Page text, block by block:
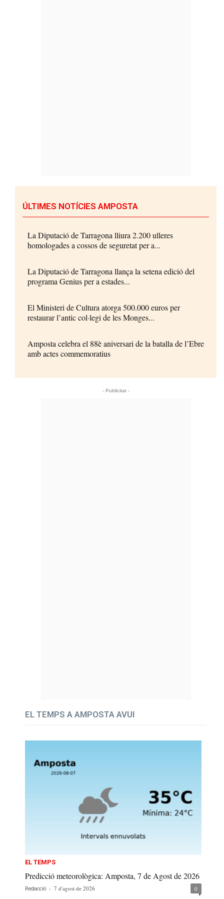
ÚLTIMES NOTÍCIES AMPOSTA
La Diputació de Tarragona lliura 2.200 ulleres
homologades a cossos de seguretat per a...
La Diputació de Tarragona llança la setena edició del
programa Genius per a estades...
El Ministeri de Cultura atorga 500.000 euros per
restaurar l’antic col·legi de les Monges...
Amposta celebra el 88è aniversari de la batalla de l’Ebre
amb actes commemoratius
- Publicitat -
EL TEMPS A AMPOSTA AVUI
EL TEMPS
Predicció meteorològica: Amposta, 7 de Agost de 2026
Redacció - 7 d'agost de 2026 0